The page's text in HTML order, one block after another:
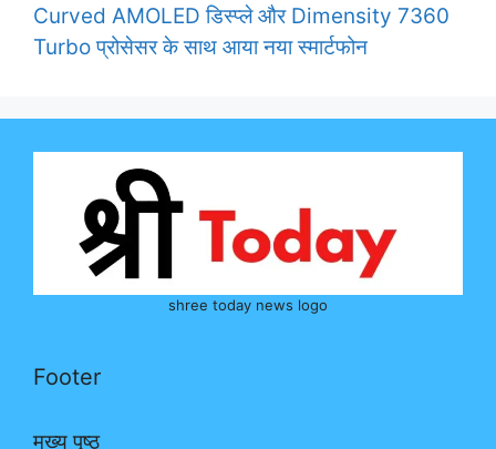
Curved AMOLED डिस्प्ले और Dimensity 7360
Turbo प्रोसेसर के साथ आया नया स्मार्टफोन
shree today news logo
Footer
मुख्य पृष्ठ